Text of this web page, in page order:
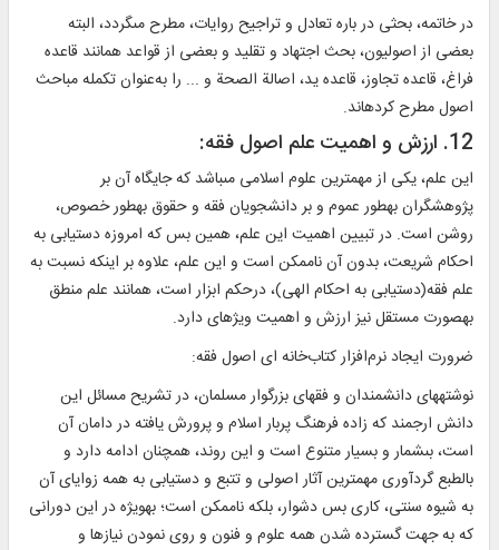
در خاتمه، بحثى در باره تعادل و تراجيح روايات، مطرح مى‏گردد، البته
بعضى از اصوليون، بحث اجتهاد و تقليد و بعضى از قواعد همانند قاعده
فراغ، قاعده تجاوز، قاعده يد، اصالة الصحة و ... را به‌عنوان تكمله مباحث
اصول مطرح كرده‏اند.
12. ارزش و اهميت علم اصول فقه:
اين علم، يكى از مهم‏ترين علوم اسلامى مى‏باشد كه جايگاه آن بر
پژوهش‏گران به‏طور عموم و بر دانشجويان فقه و حقوق به‏طور خصوص،
روشن است. در تبيين اهميت اين علم، همين بس كه امروزه دست‏يابى به
احكام شريعت، بدون آن ناممكن است و اين علم، علاوه بر اينكه نسبت به
علم فقه(دست‏يابى به احكام الهى)، درحكم ابزار است، همانند علم منطق
به‏صورت مستقل نيز ارزش و اهميت ويژه‏اى دارد.
ضرورت ايجاد نرم‌افزار كتاب‌خانه ای اصول فقه:
نوشته‏هاى دانشمندان و فقهاى بزرگوار مسلمان، در تشريح مسائل اين
دانش ارجمند كه زاده فرهنگ پربار اسلام و پرورش يافته در دامان آن
است، بى‏شمار و بسيار متنوع است و اين روند، هم‏چنان ادامه دارد و
بالطبع گردآورى مهم‏ترين آثار اصولى و تتبع و دست‏يابى به همه زواياى آن
به شيوه سنتى، كارى بس دشوار، بلكه ناممكن است؛ به‏ويژه در اين دورانى
كه به جهت گسترده شدن همه علوم و فنون و روى نمودن نيازها و